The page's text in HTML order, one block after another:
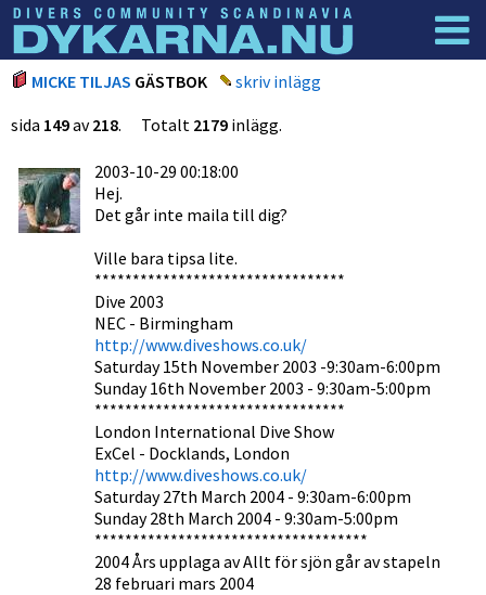
Dyknyheter
MICKE TILJAS GÄSTBOK
skriv inlägg
sida 149av218. Totalt 2179 inlägg.
2003-10-29 00:18:00
Hej.
Det går inte maila till dig?
Ville bara tipsa lite.
*********************************
Dive 2003
NEC - Birmingham
http://www.diveshows.co.uk/
Saturday 15th November 2003 -9:30am-6:00pm
Sunday 16th November 2003 - 9:30am-5:00pm
*********************************
London International Dive Show
ExCel - Docklands, London
http://www.diveshows.co.uk/
Saturday 27th March 2004 - 9:30am-6:00pm
Sunday 28th March 2004 - 9:30am-5:00pm
************************************
2004 Års upplaga av Allt för sjön går av stapeln
28 februari mars 2004